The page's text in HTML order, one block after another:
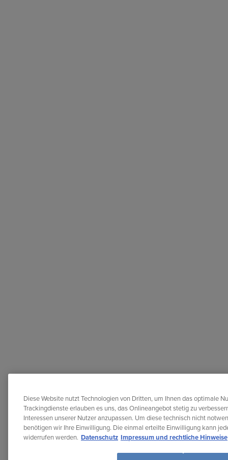
Diese Website nutzt Technologien von Dritten, um Ihnen das optimale
Trackingdienste erlauben es uns, das Onlineangebot stetig zu
Interessen unserer Nutzer anzupassen. Um diese technisch nicht
benötigen wir Ihre Einwilligung. Die einmal erteilte Einwilligung kann
widerrufen werden. Datenschutz Impressum und rechtliche Hinweise